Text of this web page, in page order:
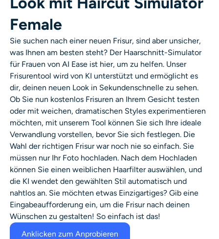
Videoeffekte
Video-Verstärker
Video-Wasserzeichen-Entferner
Female
Sie suchen nach einer neuen Frisur, sind aber unsicher,
was Ihnen am besten steht? Der Haarschnitt-Simulator
für Frauen von AI Ease ist hier, um zu helfen. Unser
Frisurentool wird von KI unterstützt und ermöglicht es
dir, deinen neuen Look in Sekundenschnelle zu sehen.
Ob Sie nun kostenlos Frisuren an Ihrem Gesicht testen
oder mit weichen, dramatischen Styles experimentieren
möchten, mit unserem Tool können Sie sich Ihre ideale
Verwandlung vorstellen, bevor Sie sich festlegen. Die
Wahl der richtigen Frisur war noch nie so einfach. Sie
müssen nur Ihr Foto hochladen. Nach dem Hochladen
können Sie einen weiblichen Haarfilter auswählen, und
die KI wendet den gewählten Stil automatisch und
nahtlos an. Sie möchten etwas Einzigartiges? Gib eine
Eingabeaufforderung ein, um die Frisur nach deinen
Wünschen zu gestalten! So einfach ist das!
Anklicken zum Anprobieren